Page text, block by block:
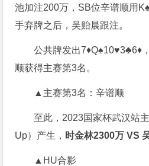
池加注200万，SB位辛谱顺用
手弃牌之后，吴贻晨跟注。
公共牌发出7♦Q♠10♥3♣6♦
顺获得主赛第3名。
▲主赛第3名：辛谱顺
至此，2023国家杯武汉站
Up）产生， 时金林2300万 VS
▲HU合影